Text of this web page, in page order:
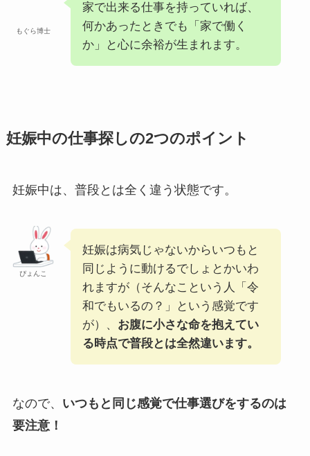
もぐら博士
家で出来る仕事を持っていれば、
何かあったときでも「家で働く
か」と心に余裕が生まれます。
妊娠中の仕事探しの2つのポイント
妊娠中は、普段とは全く違う状態です。
ぴょんこ
妊娠は病気じゃないからいつもと
同じように動けるでしょとかいわ
れますが（そんなこという人「令
和でもいるの？」という感覚です
が）、 お腹に小さな命を抱えてい
る時点で普段とは全然違います。
なので、 いつもと同じ感覚で仕事選びをするのは
要注意！